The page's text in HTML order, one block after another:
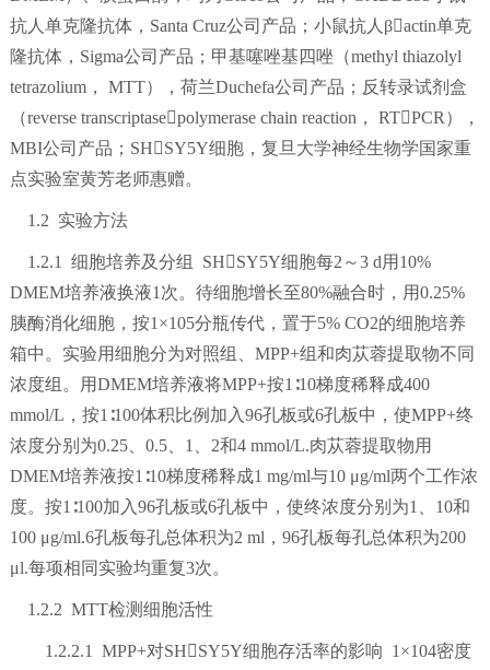
抗人单克隆抗体，Santa Cruz公司产品；小鼠抗人βactin单克
隆抗体，Sigma公司产品；甲基噻唑基四唑（methyl thiazolyl
tetrazolium， MTT），荷兰Duchefa公司产品；反转录试剂盒
（reverse transcriptasepolymerase chain reaction， RTPCR），
MBI公司产品；SHSY5Y细胞，复旦大学神经生物学国家重
点实验室黄芳老师惠赠。
1.2 实验方法
1.2.1 细胞培养及分组 SHSY5Y细胞每2～3 d用10%
DMEM培养液换液1次。待细胞增长至80%融合时，用0.25%
胰酶消化细胞，按1×105分瓶传代，置于5% CO2的细胞培养
箱中。实验用细胞分为对照组、MPP+组和肉苁蓉提取物不同
浓度组。用DMEM培养液将MPP+按1∶10梯度稀释成400
mmol/L，按1∶100体积比例加入96孔板或6孔板中，使MPP+终
浓度分别为0.25、0.5、1、2和4 mmol/L.肉苁蓉提取物用
DMEM培养液按1∶10梯度稀释成1 mg/ml与10 μg/ml两个工作浓
度。按1∶100加入96孔板或6孔板中，使终浓度分别为1、10和
100 μg/ml.6孔板每孔总体积为2 ml，96孔板每孔总体积为200
μl.每项相同实验均重复3次。
1.2.2 MTT检测细胞活性
1.2.2.1 MPP+对SHSY5Y细胞存活率的影响 1×104密度